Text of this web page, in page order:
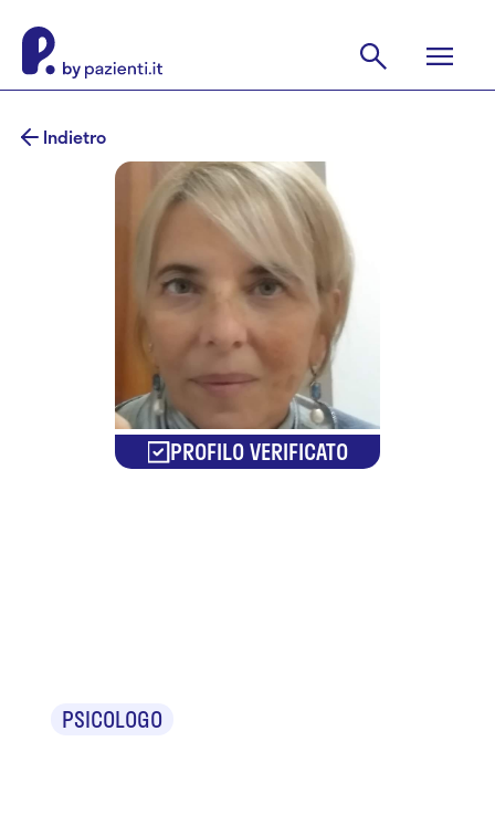
Indietro
PROFILO VERIFICATO
PSICOLOGO